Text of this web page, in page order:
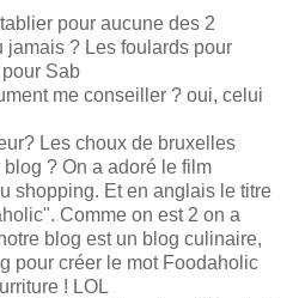
pour aucune des 2
jamais ? Les foulards pour
Sab
me conseiller ? oui, celui
Les choux de bruxelles
? On a adoré le film
shopping. Et en anglais le titre
Comme on est 2 on a
blog est un blog culinaire,
pour créer le mot Foodaholic
! LOL